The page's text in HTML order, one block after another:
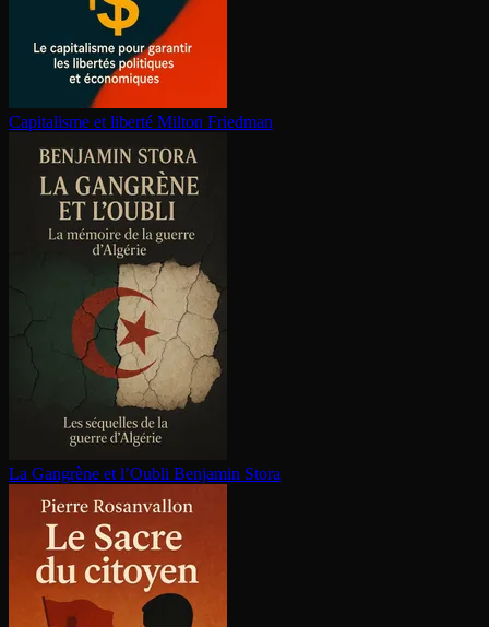
Capitalisme et liberté Milton Friedman
La Gangrène et l’Oubli Benjamin Stora